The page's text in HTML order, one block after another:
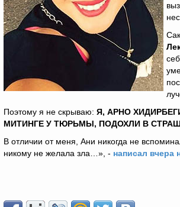
Поэтому я не скрываю: Я, АРНО
МИТИНГЕ У ТЮРЬМЫ, ПОДОХЛИ В
В отличии от меня, Ани никогда не
никому не желала зла…», - написал вчера